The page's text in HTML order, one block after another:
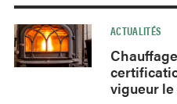
ACTUALITÉS
vigueur